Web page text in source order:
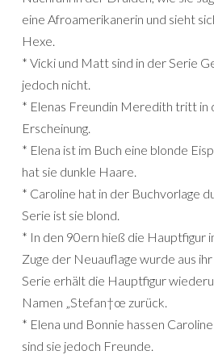
eine Afroamerikanerin und sieht
Hexe.
* Vicki und Matt sind in der Serie
jedoch nicht.
* Elenas Freundin Meredith tritt in
Erscheinung.
* Elena ist im Buch eine blonde
hat sie dunkle Haare.
* Caroline hat in der Buchvorlage
Serie ist sie blond.
* In den 90ern hieß die Hauptfigur
Zuge der Neuauflage wurde aus
Serie erhält die Hauptfigur
Namen „Stefan†œ zurück.
* Elena und Bonnie hassen
sind sie jedoch Freunde.